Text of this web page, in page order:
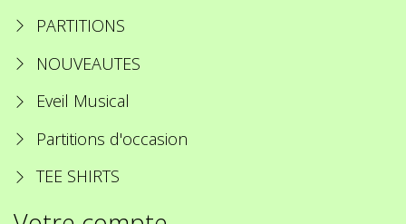
PARTITIONS
NOUVEAUTES
Eveil Musical
Partitions d'occasion
TEE SHIRTS